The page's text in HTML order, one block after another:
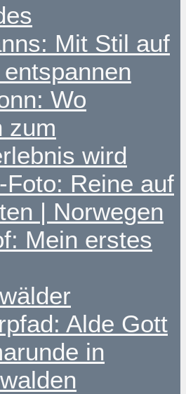
Mit Stil auf
Wo
zum
wird
Foto: Reine auf
| Norwegen
Mein erstes
Alde Gott
in